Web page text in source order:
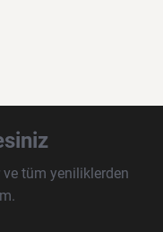
tüm yeniliklerden